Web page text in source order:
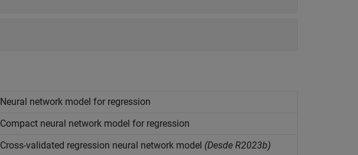
Neural network model for regression
Compact neural network model for regression
Cross-validated regression neural network model (Desde R2023b)